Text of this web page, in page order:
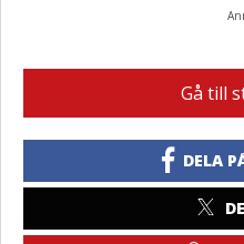
Gå till
DELA